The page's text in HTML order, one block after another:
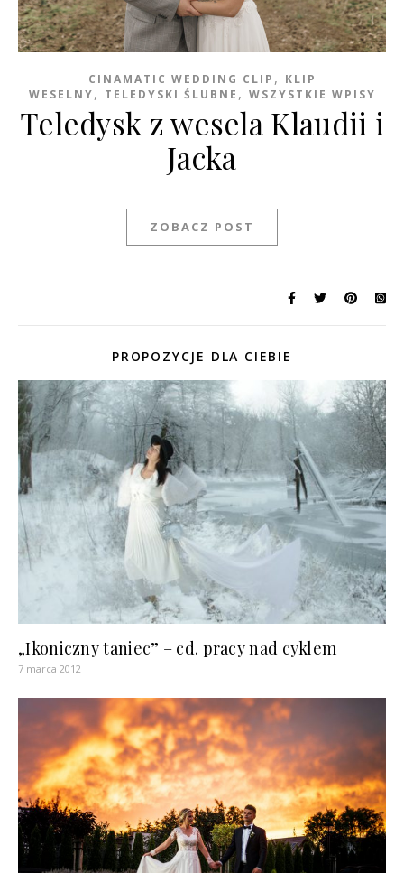
CINAMATIC WEDDING CLIP , KLIP
WESELNY, TELEDYSKI ŚLUBNE , WSZYSTKIE WPISY
Teledysk z wesela Klaudii i
Jacka
ZOBACZ POST
PROPOZYCJE DLA CIEBIE
„Ikoniczny taniec” – cd. pracy nad cyklem
7 marca 2012